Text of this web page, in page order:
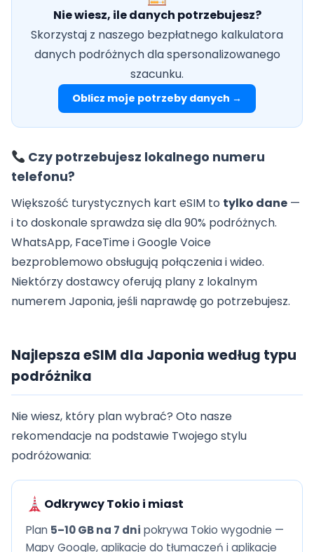
Nie wiesz, ile danych potrzebujesz?
Skorzystaj z naszego bezpłatnego kalkulatora
danych podróżnych dla spersonalizowanego
szacunku.
Oblicz moje potrzeby danych →
Czy potrzebujesz lokalnego numeru
telefonu?
Większość turystycznych kart eSIM to tylko dane —
i to doskonale sprawdza się dla 90% podróżnych.
WhatsApp, FaceTime i Google Voice
bezproblemowo obsługują połączenia i wideo.
Niektórzy dostawcy oferują plany z lokalnym
numerem Japonia, jeśli naprawdę go potrzebujesz.
Najlepsza eSIM dla Japonia według typu
podróżnika
Nie wiesz, który plan wybrać? Oto nasze
rekomendacje na podstawie Twojego stylu
podróżowania:
Odkrywcy Tokio i miast
Plan 5–10 GB na 7 dni pokrywa Tokio wygodnie —
Mapy Google, aplikacje do tłumaczeń i aplikacje